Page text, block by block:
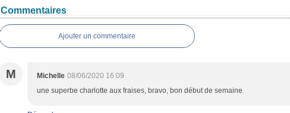
Commentaires
Ajouter un commentaire
M Michelle 08/06/2020 16:09
une superbe charlotte aux fraises, bravo, bon début de semaine